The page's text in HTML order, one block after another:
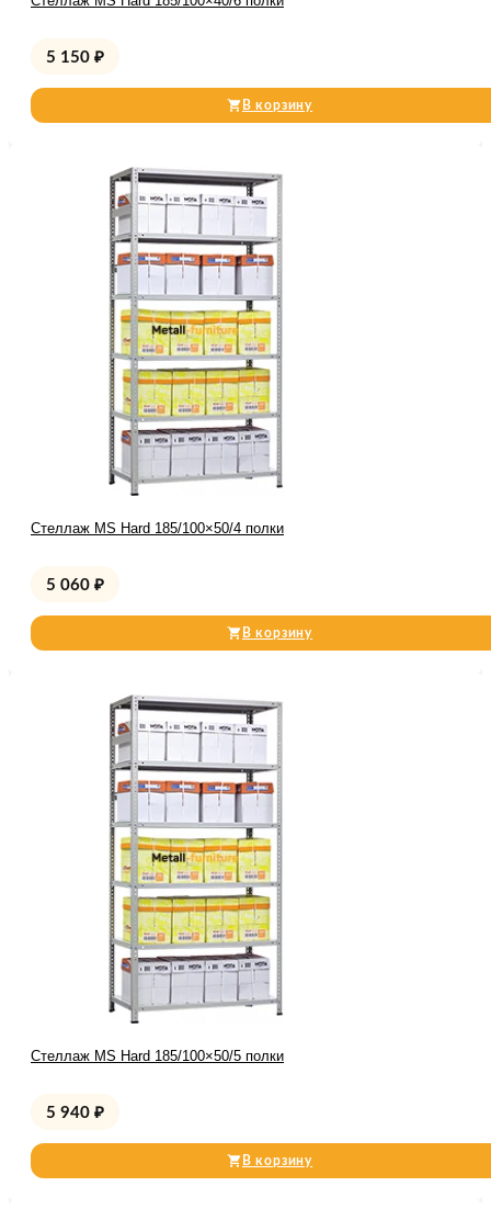
5 150 ₽
В корзину
Стеллаж MS Hard 185/100×50/4 полки
5 060 ₽
В корзину
Стеллаж MS Hard 185/100×50/5 полки
5 940 ₽
В корзину